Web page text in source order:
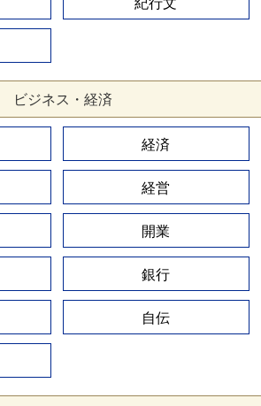
紀行文
ビジネス・経済
経済
経営
開業
銀行
自伝